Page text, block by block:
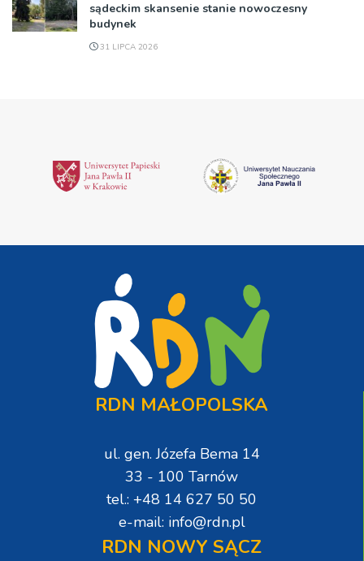
sądeckim skansenie stanie nowoczesny
budynek
31 LIPCA 2026
RDN MAŁOPOLSKA
ul. gen. Józefa Bema 14
33 - 100 Tarnów
tel.: +48 14 627 50 50
e-mail: info@rdn.pl
RDN NOWY SĄCZ